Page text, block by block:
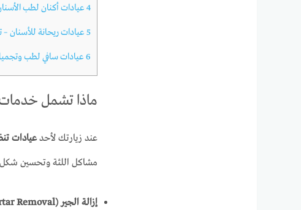
4 عيادات أكنان لطب
5 عيادات ريحانة للأسنان
6 عيادات سافي لطب
ماذا تشمل خدمات
عند زيارتك لأحدعيادات
مشاكل اللثة وتحسين شكل
إزالة الجير (Tartar Removal)